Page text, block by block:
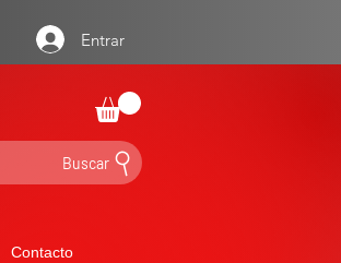
Entrar
Buscar
Contacto